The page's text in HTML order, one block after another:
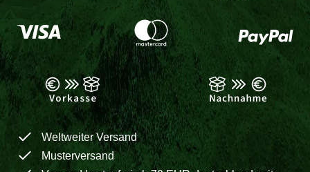
Weltweiter Versand
Musterversand